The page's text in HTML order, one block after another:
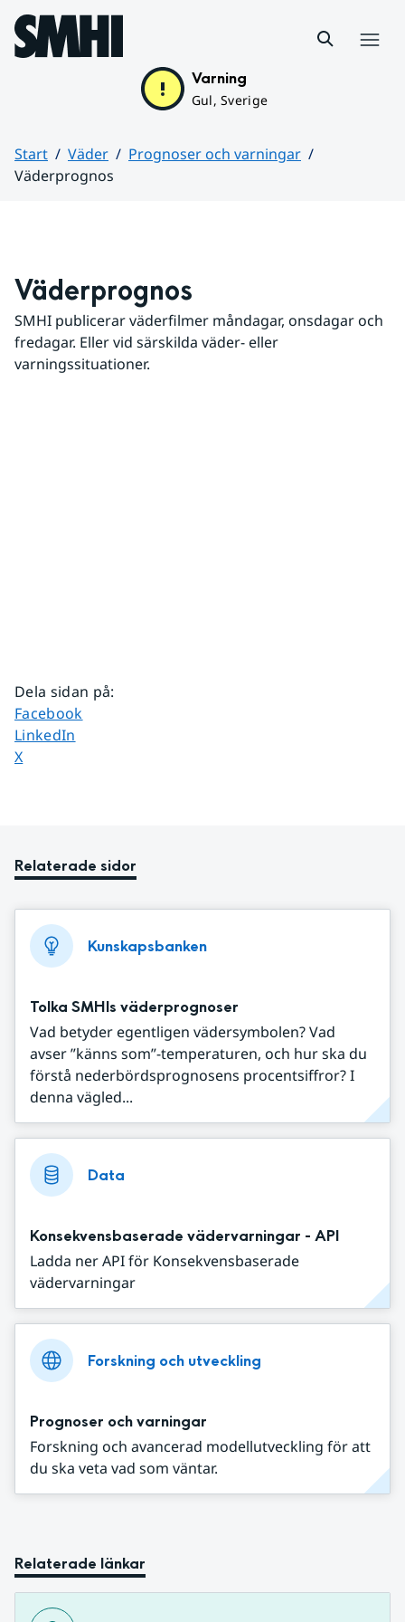
Hoppa till sidans innehåll
Varning
Gul, Sverige
Start Väder
Prognoser och varningar
Väderprognos
Väderprognos
SMHI publicerar väderfilmer måndagar, onsdagar och
fredagar. Eller vid särskilda väder- eller
varningssituationer.
Dela sidan på:
Dela sidan på
Facebook
Dela sidan på
LinkedIn
Dela sidan på
X
Relaterade sidor
Kunskapsbanken
Tolka SMHIs väderprognoser
Vad betyder egentligen vädersymbolen? Vad
avser ”känns som”-temperaturen, och hur ska du
förstå nederbördsprognosens procentsiffror? I
denna vägled...
Data
Konsekvensbaserade vädervarningar - API
Ladda ner API för Konsekvensbaserade
vädervarningar
Forskning och utveckling
Prognoser och varningar
Forskning och avancerad modellutveckling för att
du ska veta vad som väntar.
Relaterade länkar